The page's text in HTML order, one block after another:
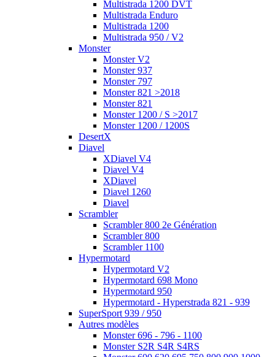
Multistrada 1200 DVT
Multistrada Enduro
Multistrada 1200
Multistrada 950 / V2
Monster
Monster V2
Monster 937
Monster 797
Monster 821 >2018
Monster 821
Monster 1200 / S >2017
Monster 1200 / 1200S
DesertX
Diavel
XDiavel V4
Diavel V4
XDiavel
Diavel 1260
Diavel
Scrambler
Scrambler 800 2e Génération
Scrambler 800
Scrambler 1100
Hypermotard
Hypermotard V2
Hypermotard 698 Mono
Hypermotard 950
Hypermotard - Hyperstrada 821 - 939
SuperSport 939 / 950
Autres modèles
Monster 696 - 796 - 1100
Monster S2R S4R S4RS